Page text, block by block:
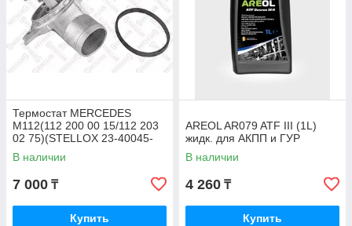
Термостат MERCEDES
M112(112 200 00 15/112 203
02 75)(STELLOX 23-40045-
SX)
В наличии
7 000 ₸
Купить
AREOL AR079 ATF III (1L)
жидк. для АКПП и ГУР
В наличии
4 260 ₸
Купить